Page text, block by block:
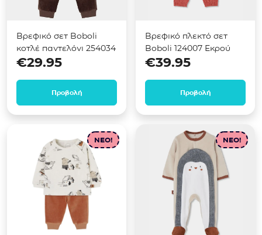
Βρεφικό σετ Boboli
κοτλέ παντελόνι 254034
€29.95
Προβολή
Βρεφικό πλεκτό σετ
Boboli 124007 Εκρού
€39.95
Προβολή
NEO! NEO!